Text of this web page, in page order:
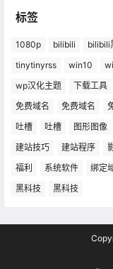
标签
1080p bilibili bilibili
tinytinyrss
win10
wp汉化主题
下载工具
免费域名
免费域名
吐槽
吐槽 图形图像
建站技巧
建站程序
福利
系统软件 绑定
黑科技
黑科技